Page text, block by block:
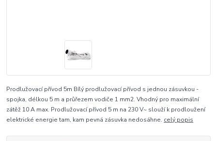
Prodlužovací přívod 5m Bílý prodlužovací přívod s jednou zásuvkou -
spojka, délkou 5 m a průřezem vodiče 1 mm2. Vhodný pro maximální
zátěž 10 A max. Prodlužovací přívod 5 m na 230 V~ slouží k prodloužení
elektrické energie tam, kam pevná zásuvka nedosáhne. celý popis